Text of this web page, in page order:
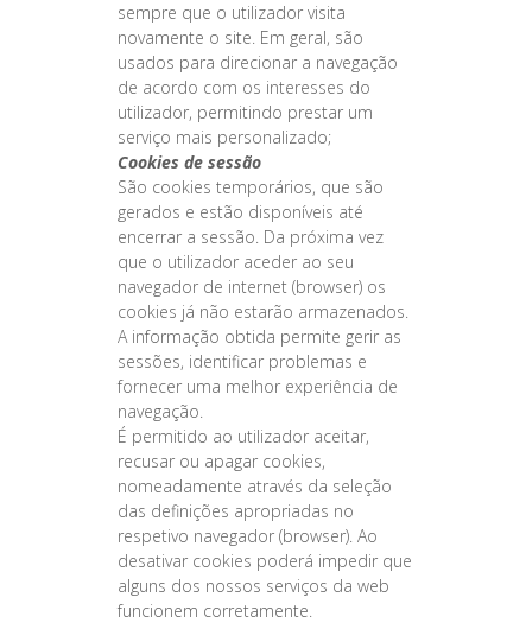
sempre que o utilizador visita
novamente o site. Em geral, são
usados para direcionar a navegação
de acordo com os interesses do
utilizador, permitindo prestar um
serviço mais personalizado;
Cookies de sessão
São cookies temporários, que são
gerados e estão disponíveis até
encerrar a sessão. Da próxima vez
que o utilizador aceder ao seu
navegador de internet (browser) os
cookies já não estarão armazenados.
A informação obtida permite gerir as
sessões, identificar problemas e
fornecer uma melhor experiência de
navegação.
É permitido ao utilizador aceitar,
recusar ou apagar cookies,
nomeadamente através da seleção
das definições apropriadas no
respetivo navegador (browser). Ao
desativar cookies poderá impedir que
alguns dos nossos serviços da web
funcionem corretamente.